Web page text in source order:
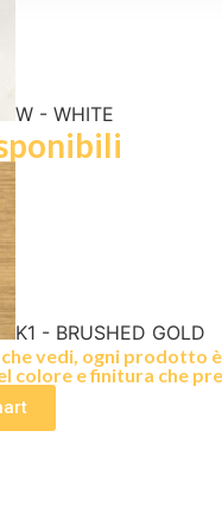
W - WHITE
K1 - BRUSHED GOLD
vedi, ogni prodotto è
colore e finitura che